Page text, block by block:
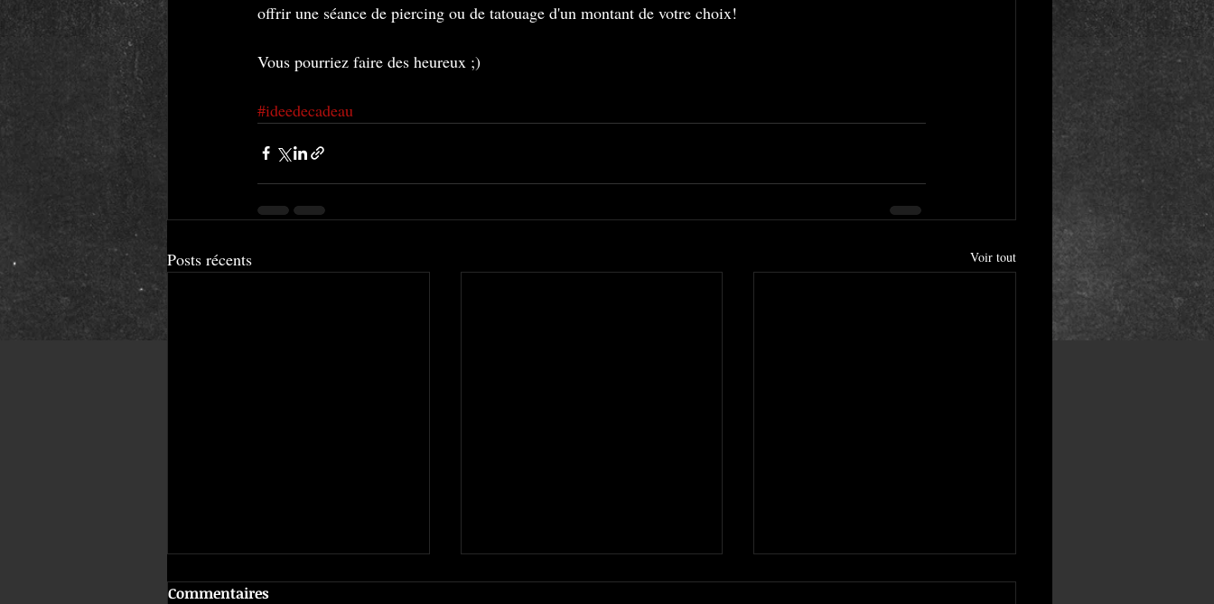
offrir une séance de piercing ou de tatouage d'un montant de votre choix!
Vous pourriez faire des heureux ;)
#ideedecadeau
Posts récents Voir tout
Commentaires